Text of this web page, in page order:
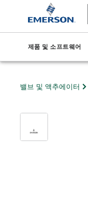
제품 및 소프트웨어
밸브 및 액추에이터